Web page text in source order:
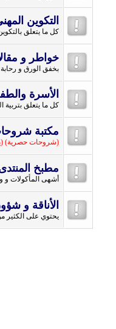
التكوين
كل ما يتعلق
خواطر و
بخفق الورق و
الأسرة
كل ما يتعلق بتربية
مكتبة
(شروحات حصرية)
مطبخ
أشهى المأكولات
الأناقة و
يحتوي على الكثير